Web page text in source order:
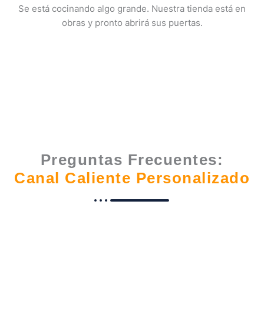
Se está cocinando algo grande. Nuestra tienda está en
obras y pronto abrirá sus puertas.
Preguntas Frecuentes:
Canal Caliente Personalizado